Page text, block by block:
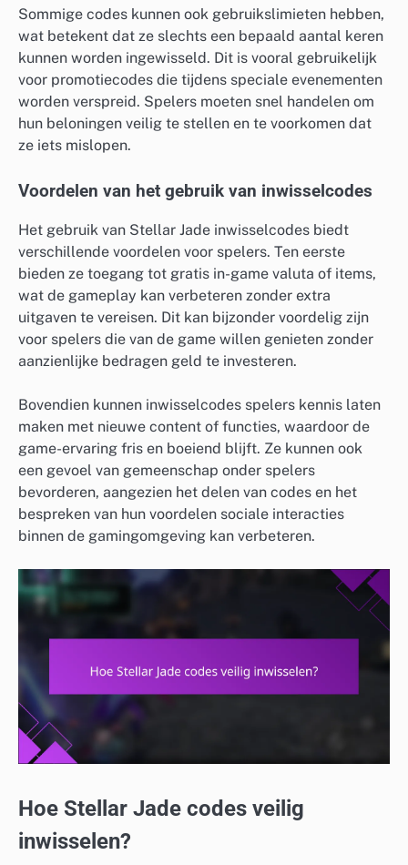
Sommige codes kunnen ook gebruikslimieten hebben,
wat betekent dat ze slechts een bepaald aantal keren
kunnen worden ingewisseld. Dit is vooral gebruikelijk
voor promotiecodes die tijdens speciale evenementen
worden verspreid. Spelers moeten snel handelen om
hun beloningen veilig te stellen en te voorkomen dat
ze iets mislopen.
Voordelen van het gebruik van inwisselcodes
Het gebruik van Stellar Jade inwisselcodes biedt
verschillende voordelen voor spelers. Ten eerste
bieden ze toegang tot gratis in-game valuta of items,
wat de gameplay kan verbeteren zonder extra
uitgaven te vereisen. Dit kan bijzonder voordelig zijn
voor spelers die van de game willen genieten zonder
aanzienlijke bedragen geld te investeren.
Bovendien kunnen inwisselcodes spelers kennis laten
maken met nieuwe content of functies, waardoor de
game-ervaring fris en boeiend blijft. Ze kunnen ook
een gevoel van gemeenschap onder spelers
bevorderen, aangezien het delen van codes en het
bespreken van hun voordelen sociale interacties
binnen de gamingomgeving kan verbeteren.
Hoe Stellar Jade codes veilig
inwisselen?